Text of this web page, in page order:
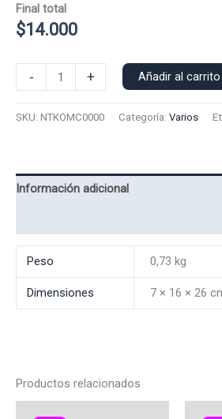
Final total
$14.000
-
Manga
cantidad
+ Añadir al carrito
SKU: NTKOMC0000 Categoría: Varios
Información adicional
Peso 0,73 kg
Dimensiones 7 × 16 × 26
Productos relacionados